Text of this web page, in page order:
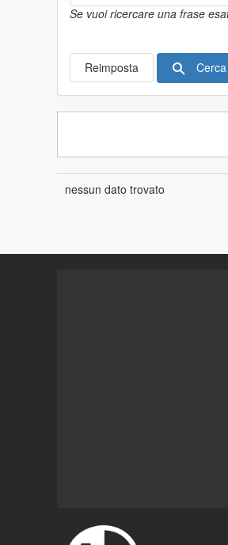
Se vuoi ricercare una frase
Reimposta Cerca
nessun dato trovato